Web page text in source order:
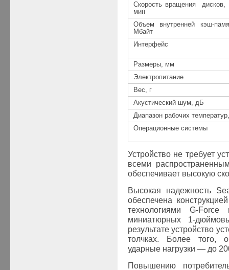
Скорость вращения дисков,
мин
Объем внутренней кэш-
Мбайт
Интерфейс
Размеры, мм
Электропитание
Вес, г
Акустический шум, дБ
Диапазон рабочих
Операционные системы
Устройство не требует
всеми
обеспечивает высокую
Высокая надежность
обеспечена
технологиями G-Force
миниатюрных 1-
результате устройство
толчках. Более того,
ударные нагрузки — до
Повышению